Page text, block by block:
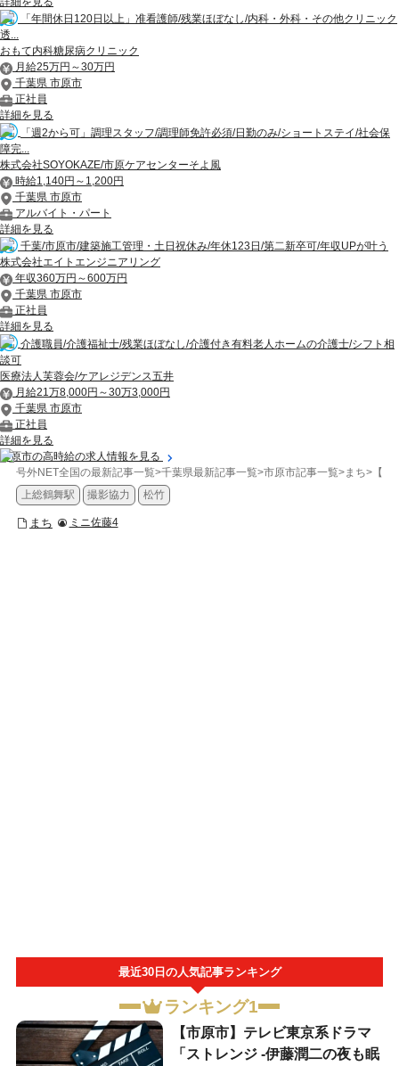
「年間休日120日以上」准看護師/残業ほぼなし/内科・外科・その他クリニック
透...
おもて内科糖尿病クリニック
月給25万円～30万円
千葉県 市原市
正社員
詳細を見る
「週2から可」調理スタッフ/調理師免許必須/日勤のみ/ショートステイ/社会保
障完...
株式会社SOYOKAZE/市原ケアセンターそよ風
時給1,140円～1,200円
千葉県 市原市
アルバイト・パート
詳細を見る
千葉/市原市/建築施工管理・土日祝休み/年休123日/第二新卒可/年収UPが叶う
株式会社エイトエンジニアリング
年収360万円～600万円
千葉県 市原市
正社員
詳細を見る
介護職員/介護福祉士/残業ほぼなし/介護付き有料老人ホームの介護士/シフト相
談可
医療法人芙蓉会/ケアレジデンス五井
月給21万8,000円～30万3,000円
千葉県 市原市
正社員
詳細を見る
市原市の高時給の求人情報を見る
号外NET全国の最新記事一覧>千葉県最新記事一覧>市原市記事一覧>まち>【市
上総鶴舞駅
撮影協力 松竹
まち ミニ佐藤4
最近30日の人気記事ランキング
ランキング1
【市原市】テレビ東京系ドラマ
「ストレンジ -伊藤潤二の夜も眠